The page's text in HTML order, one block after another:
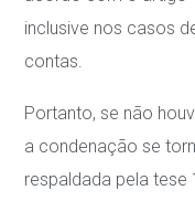
inclusive nos casos
contas.
Portanto, se não
a condenação se
respaldada pela tese